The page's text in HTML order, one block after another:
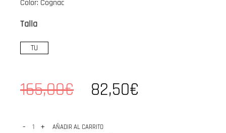
Color: Cognac
Talla
TU
165,00€ 82,50€
- + AÑADIR AL CARRITO